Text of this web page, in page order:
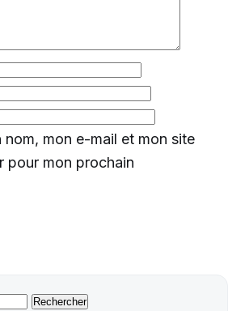
nom, mon e-mail et mon site
pour mon prochain